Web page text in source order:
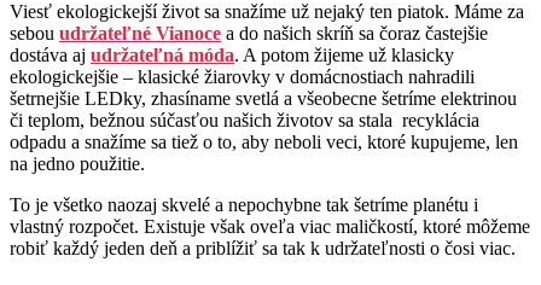
Viesť ekologickejší život sa snažíme už nejaký ten piatok. Máme za
sebou udržateľné Vianoce a do našich skríň sa čoraz častejšie
dostáva aj udržateľná móda. A potom žijeme už klasicky
ekologickejšie – klasické žiarovky v domácnostiach nahradili
šetrnejšie LEDky, zhasíname svetlá a všeobecne šetríme elektrinou
či teplom, bežnou súčasťou našich životov sa stala recyklácia
odpadu a snažíme sa tiež o to, aby neboli veci, ktoré kupujeme, len
na jedno použitie.
To je všetko naozaj skvelé a nepochybne tak šetríme planétu i
vlastný rozpočet. Existuje však oveľa viac maličkostí, ktoré môžeme
robiť každý jeden deň a priblížiť sa tak k udržateľnosti o čosi viac.